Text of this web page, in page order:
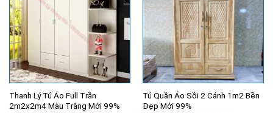
Thanh Lý Tủ Áo Full Trần
2m2x2m4 Màu Trắng Mới 99%
Tủ Quần Áo Sồi 2 Cánh 1m2 Bền
Đẹp Mới 99%